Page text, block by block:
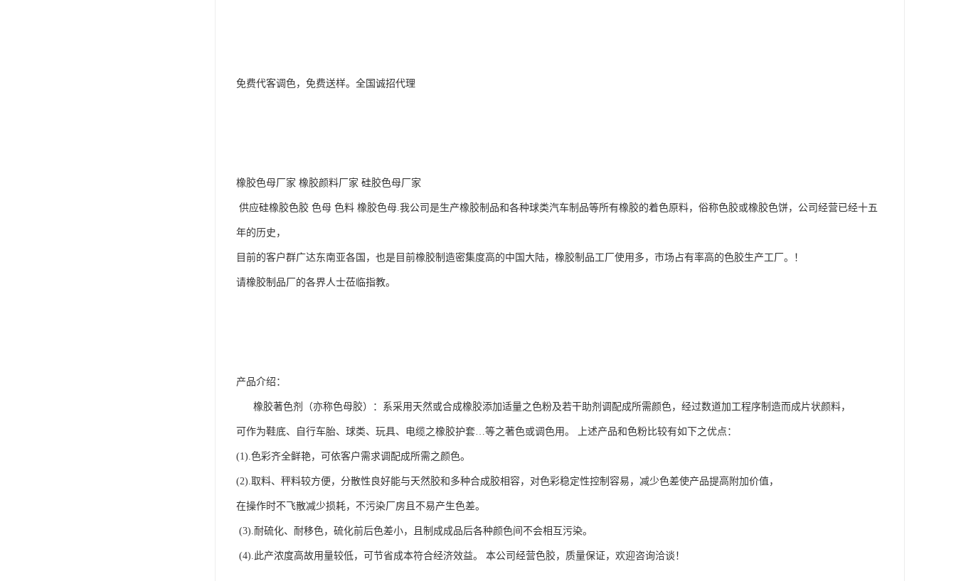
免费代客调色，免费送样。全国诚招代理
橡胶色母厂家 橡胶颜料厂家 硅胶色母厂家
供应硅橡胶色胶 色母 色料 橡胶色母.我公司是生产橡胶制品和各种球类汽车制品等所有橡胶的着色原料，俗称色胶或橡胶色饼，公司经营已经十五
年的历史，
目前的客户群广达东南亚各国，也是目前橡胶制造密集度高的中国大陆，橡胶制品工厂使用多，市场占有率高的色胶生产工厂。！
请橡胶制品厂的各界人士莅临指教。
产品介绍：
橡胶著色剂（亦称色母胶）：系采用天然或合成橡胶添加适量之色粉及若干助剂调配成所需颜色，经过数道加工程序制造而成片状颜料，
可作为鞋底、自行车胎、球类、玩具、电缆之橡胶护套…等之著色或调色用。 上述产品和色粉比较有如下之优点：
(1).色彩齐全鲜艳，可依客户需求调配成所需之颜色。
(2).取料、秤料较方便，分散性良好能与天然胶和多种合成胶相容，对色彩稳定性控制容易，减少色差使产品提高附加价值，
在操作时不飞散减少损耗，不污染厂房且不易产生色差。
(3).耐硫化、耐移色，硫化前后色差小，且制成成品后各种颜色间不会相互污染。
(4).此产浓度高故用量较低，可节省成本符合经济效益。 本公司经营色胶，质量保证，欢迎咨询洽谈！